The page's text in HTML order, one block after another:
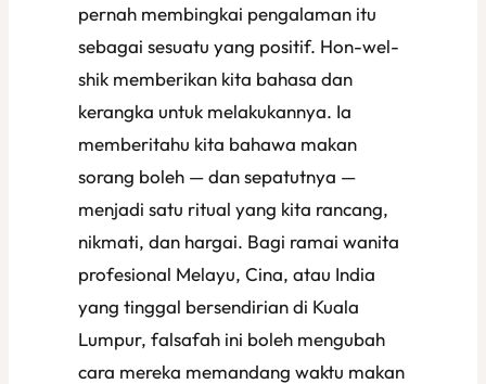
pernah membingkai pengalaman itu
sebagai sesuatu yang positif. Hon-wel-
shik memberikan kita bahasa dan
kerangka untuk melakukannya. Ia
memberitahu kita bahawa makan
sorang boleh — dan sepatutnya —
menjadi satu ritual yang kita rancang,
nikmati, dan hargai. Bagi ramai wanita
profesional Melayu, Cina, atau India
yang tinggal bersendirian di Kuala
Lumpur, falsafah ini boleh mengubah
cara mereka memandang waktu makan